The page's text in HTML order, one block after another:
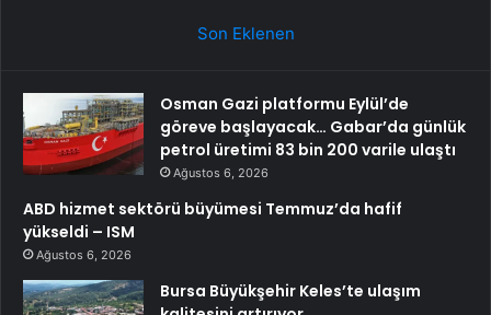
Son Eklenen
Osman Gazi platformu Eylül’de
göreve başlayacak… Gabar’da günlük
petrol üretimi 83 bin 200 varile ulaştı
Ağustos 6, 2026
ABD hizmet sektörü büyümesi Temmuz’da hafif
yükseldi – ISM
Ağustos 6, 2026
Bursa Büyükşehir Keles’te ulaşım